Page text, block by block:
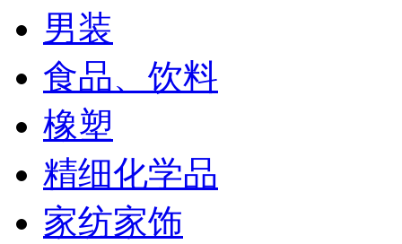
男装
食品、饮料
橡塑
精细化学品
家纺家饰